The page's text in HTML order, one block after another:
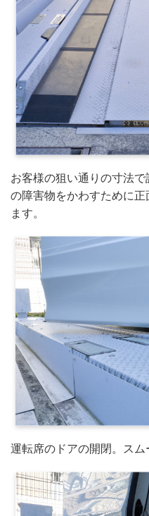
お客様の狙い通りの寸法
の障害物をかわすために
ます。
運転席のドアの開閉。スム